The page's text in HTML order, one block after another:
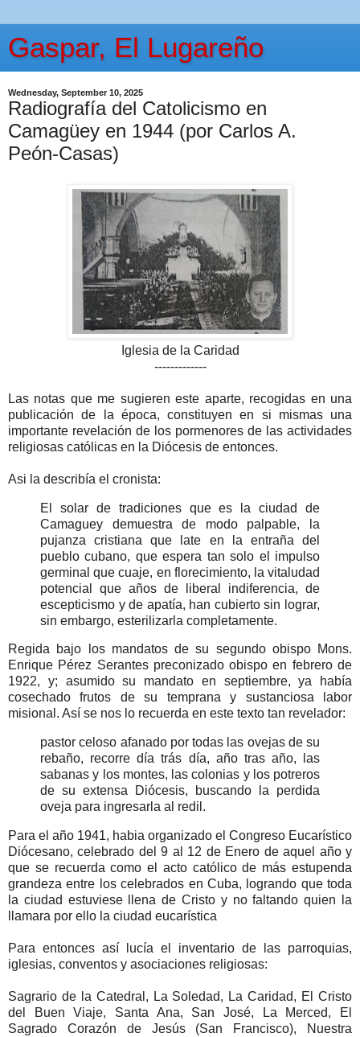
Gaspar, El Lugareño
Wednesday, September 10, 2025
Radiografía del Catolicismo en
Camagüey en 1944 (por Carlos A.
Peón-Casas)
Iglesia de la Caridad
-------------
Las notas que me sugieren este aparte, recogidas en una
publicación de la época, constituyen en si mismas una
importante revelación de los pormenores de las actividades
religiosas católicas en la Diócesis de entonces.
Asi la describía el cronista:
El solar de tradiciones que es la ciudad de
Camaguey demuestra de modo palpable, la
pujanza cristiana que late en la entraña del
pueblo cubano, que espera tan solo el impulso
germinal que cuaje, en florecimiento, la vitaludad
potencial que años de liberal indiferencia, de
escepticismo y de apatía, han cubierto sin lograr,
sin embargo, esterilizarla completamente.
Regida bajo los mandatos de su segundo obispo Mons.
Enrique Pérez Serantes preconizado obispo en febrero de
1922, y; asumido su mandato en septiembre, ya había
cosechado frutos de su temprana y sustanciosa labor
misional. Así se nos lo recuerda en este texto tan revelador:
pastor celoso afanado por todas las ovejas de su
rebaño, recorre día trás día, año tras año, las
sabanas y los montes, las colonias y los potreros
de su extensa Diócesis, buscando la perdida
oveja para ingresarla al redil.
Para el año 1941, habia organizado el Congreso Eucarístico
Diócesano, celebrado del 9 al 12 de Enero de aquel año y
que se recuerda como el acto católico de más estupenda
grandeza entre los celebrados en Cuba, logrando que toda
la ciudad estuviese llena de Cristo y no faltando quien la
llamara por ello la ciudad eucarística
Para entonces así lucía el inventario de las parroquias,
iglesias, conventos y asociaciones religiosas:
Sagrario de la Catedral, La Soledad, La Caridad, El Cristo
del Buen Viaje, Santa Ana, San José, La Merced, El
Sagrado Corazón de Jesús (San Francisco), Nuestra